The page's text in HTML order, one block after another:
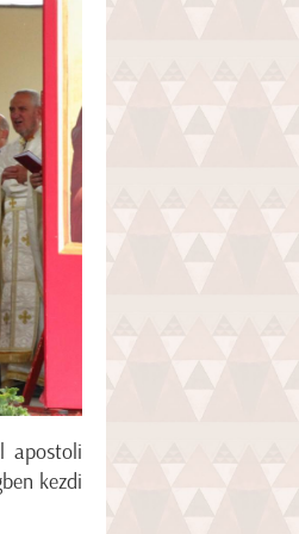
apostoli
kezdi